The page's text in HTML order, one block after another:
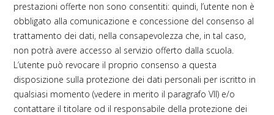
prestazioni offerte non sono consentiti: quindi, l’utente non è
obbligato alla comunicazione e concessione del consenso al
trattamento dei dati, nella consapevolezza che, in tal caso,
non potrà avere accesso al servizio offerto dalla scuola.
L’utente può revocare il proprio consenso a questa
disposizione sulla protezione dei dati personali per iscritto in
qualsiasi momento (vedere in merito il paragrafo VII) e/o
contattare il titolare od il responsabile della protezione dei